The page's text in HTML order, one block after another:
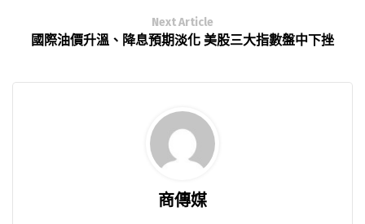
Next Article
國際油價升溫、降息預期淡化 美股三大指數盤中下挫
商傳媒